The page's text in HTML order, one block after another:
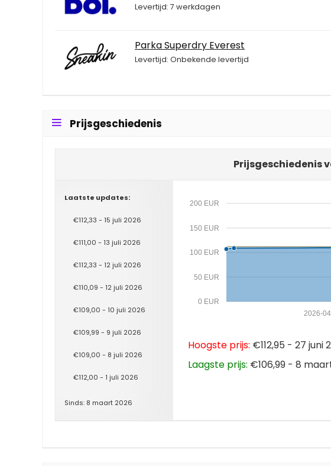
Levertijd: 7 werkdagen
Parka Superdry Everest
Levertijd: Onbekende levertijd
Prijsgeschiedenis
Prijsgeschiedenis
Laatste updates:
€112,33 - 15 juli 2026
€111,00 - 13 juli 2026
€112,33 - 12 juli 2026
€110,09 - 12 juli 2026
€109,00 - 10 juli 2026
€109,99 - 9 juli 2026
€109,00 - 8 juli 2026
€112,00 - 1 juli 2026
Sinds: 8 maart 2026
0 EUR
50 EUR
100 EUR
150 EUR
200 EUR
2026-04
Hoogste prijs: €112,95 - 27 juni
Laagste prijs: €106,99 - 8